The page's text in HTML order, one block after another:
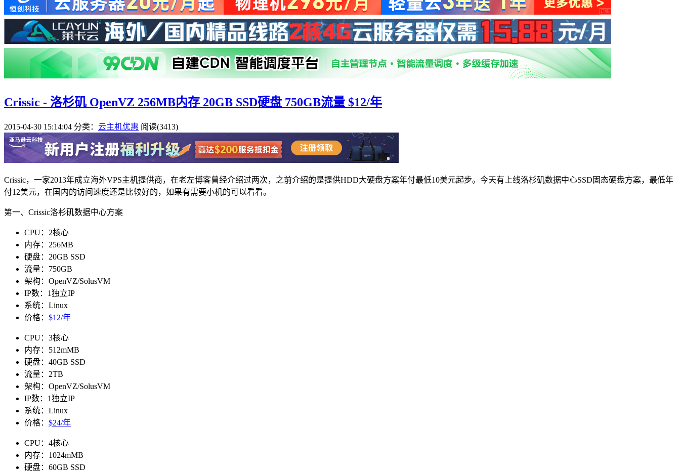
Crissic - 洛杉矶 OpenVZ 256MB内存 20GB SSD硬盘 750GB流量 $12/年
2015-04-30 15:14:04 分类： 云主机优惠 阅读(3413)
Crissic，一家2013年成立海外VPS主机提供商，在老左博客曾经介绍过两次，之前介绍的是提供HDD大硬盘方案年付最低10美元起步。今天有上线洛杉矶数据中心SSD固态硬盘方案，最低年
付12美元，在国内的访问速度还是比较好的，如果有需要小机的可以看看。
第一、Crissic洛杉矶数据中心方案
CPU：2核心
内存：256MB
硬盘：20GB SSD
流量：750GB
架构：OpenVZ/SolusVM
IP数：1独立IP
系统：Linux
价格： $12/年
CPU：3核心
内存：512mMB
硬盘：40GB SSD
流量：2TB
架构：OpenVZ/SolusVM
IP数：1独立IP
系统：Linux
价格： $24/年
CPU：4核心
内存：1024mMB
硬盘：60GB SSD